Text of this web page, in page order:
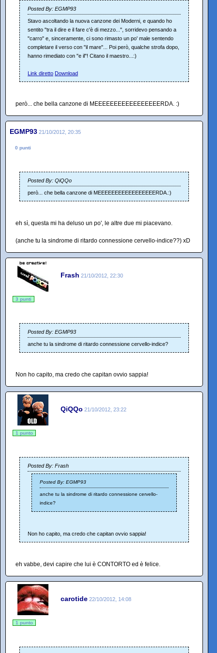
Posted By: EGMP93
Stavo ascoltando la nuova canzone dei Moderni, e quando ho
sentito "tra il dire e il fare c'è di mezzo...", sorridevo pensando a
"carro" e, sinceramente, ci sono rimasto un po' male sentendo
completare il verso con "il mare"... Poi però, qualche strofa dopo,
hanno rimediato con "e il"! Citano il maestro...:)
Link diretto Download
però... che bella canzone di MEEEEEEEEEEEEEEEEERDA. :)
EGMP93 21/10/2012, 20:35
0 punti
Posted By: QiQQo
però... che bella canzone di MEEEEEEEEEEEEEEEEERDA.:)
eh sì, questa mi ha deluso un po', le altre due mi piacevano.
(anche tu la sindrome di ritardo connessione cervello-indice??) xD
Frash 21/10/2012, 22:30
3 punti
Posted By: EGMP93
anche tu la sindrome di ritardo connessione cervello-indice?
Non ho capito, ma credo che capitan ovvio sappia!
QiQQo 21/10/2012, 23:22
1 punto
Posted By: Frash
Posted By: EGMP93
anche tu la sindrome di ritardo connessione cervello-
indice?
Non ho capito, ma credo che capitan ovvio sappia!
eh vabbe, devi capire che lui è CONTORTO ed è felice.
carotide 22/10/2012, 14:08
1 punto